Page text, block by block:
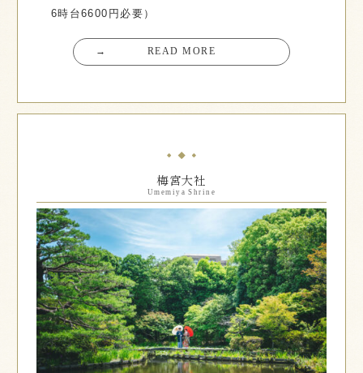
6時台6600円必要）
→ READ MORE
梅宮大社
Umemiya Shrine